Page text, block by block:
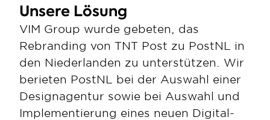
Unsere Lösung
VIM Group wurde gebeten, das
Rebranding von TNT Post zu PostNL in
den Niederlanden zu unterstützen. Wir
berieten PostNL bei der Auswahl einer
Designagentur sowie bei Auswahl und
Implementierung eines neuen Digital-